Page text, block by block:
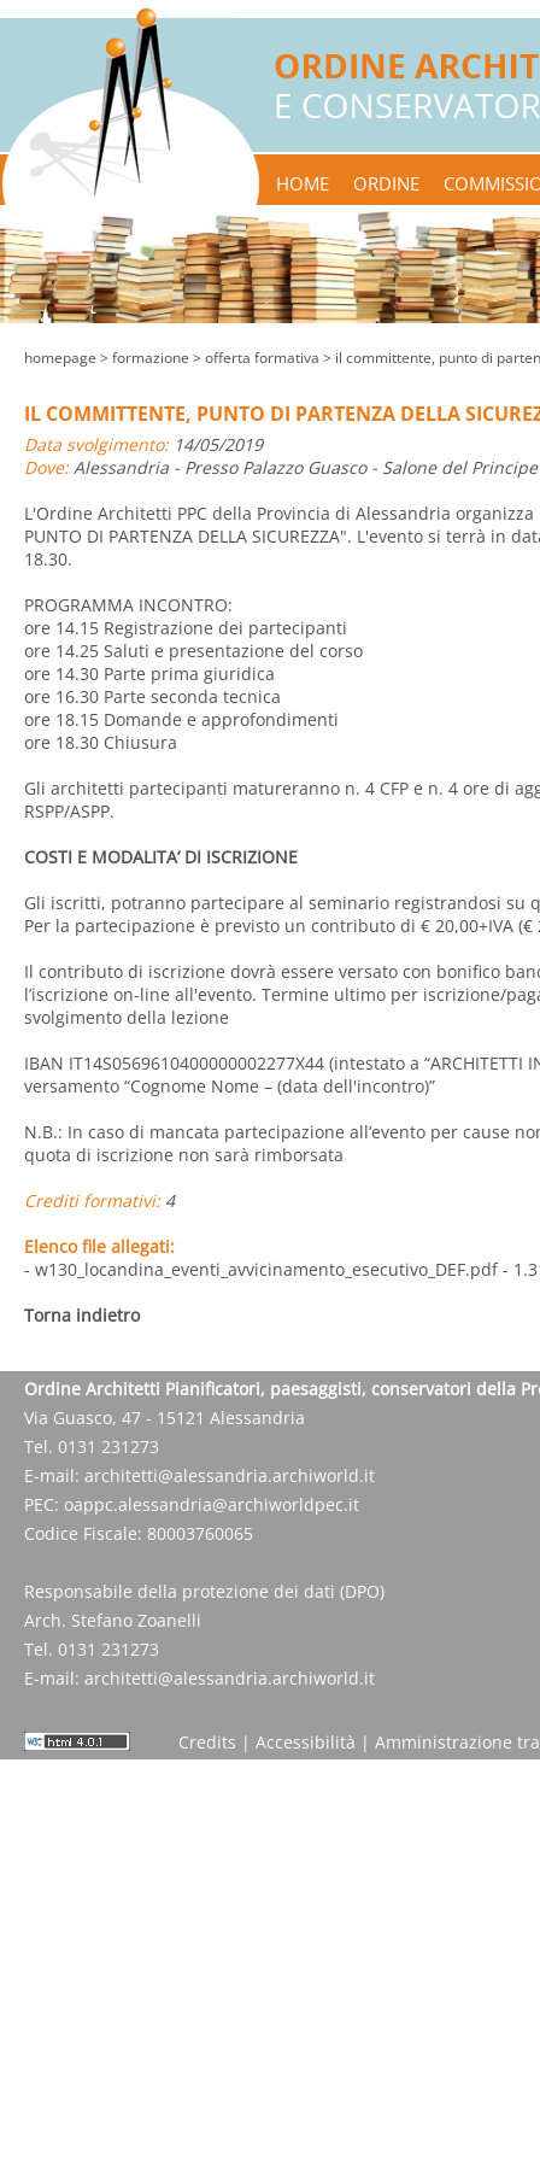
HOME ORDINE
homepage > formazione > offerta formativa > il committente, punto di
IL COMMITTENTE, PUNTO DI PARTENZA DELLA
Data svolgimento:14/05/2019
Dove:Alessandria - Presso Palazzo Guasco - Salone del
L'Ordine Architetti PPC della Provincia di Alessandria organizza
PUNTO DI PARTENZA DELLA SICUREZZA". L'evento si terrà in
18.30.
PROGRAMMA INCONTRO:
ore 14.15 Registrazione dei partecipanti
ore 14.25 Saluti e presentazione del corso
ore 14.30 Parte prima giuridica
ore 16.30 Parte seconda tecnica
ore 18.15 Domande e approfondimenti
ore 18.30 Chiusura
Gli architetti partecipanti matureranno n. 4 CFP e n. 4 ore di
RSPP/ASPP.
COSTI E MODALITA’ DI ISCRIZIONE
Gli iscritti, potranno partecipare al seminario registrandosi su
Per la partecipazione è previsto un contributo di € 20,00+IVA (€
Il contributo di iscrizione dovrà essere versato con bonifico
l’iscrizione on-line all'evento. Termine ultimo per iscrizione/
svolgimento della lezione
IBAN IT14S0569610400000002277X44 (intestato a “ARCHITETTI
versamento “Cognome Nome – (data dell'incontro)”
N.B.: In caso di mancata partecipazione all’evento per cause
quota di iscrizione non sarà rimborsata
Crediti formativi:4
Elenco file allegati:
- w130_locandina_eventi_avvicinamento_esecutivo_DEF.pdf-
Torna indietro
Ordine Architetti Pianificatori, paesaggisti, conservatori della
Via Guasco, 47 - 15121 Alessandria
Tel. 0131 231273
E-mail: architetti@alessandria.archiworld.it
PEC: oappc.alessandria@archiworldpec.it
Codice Fiscale: 80003760065
Responsabile della protezione dei dati (DPO)
Arch. Stefano Zoanelli
Tel. 0131 231273
E-mail: architetti@alessandria.archiworld.it
Credits | Accessibilità | Amministrazione